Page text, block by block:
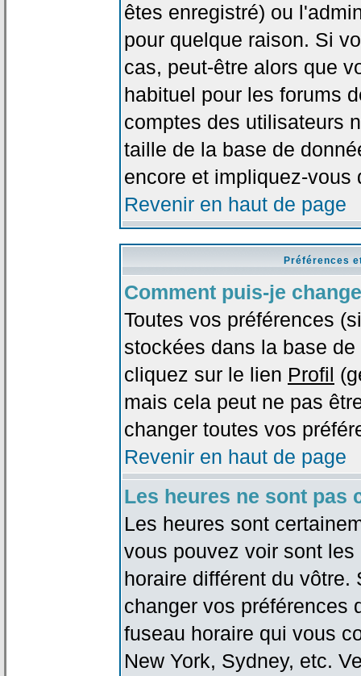
êtes enregistré) ou
pour quelque raison. Si
cas, peut-être alors que
habituel pour les forums
comptes des utilisateurs
taille de la base de
encore et impliquez-
Revenir en haut de page
Préférences
Comment puis-je
Toutes vos préférences
stockées dans la base
cliquez sur le lien Profil
mais cela peut ne pas
changer toutes vos
Revenir en haut de page
Les heures ne sont pas
Les heures sont
vous pouvez voir sont
horaire différent du
changer vos préférences
fuseau horaire qui vous
New York, Sydney, etc.